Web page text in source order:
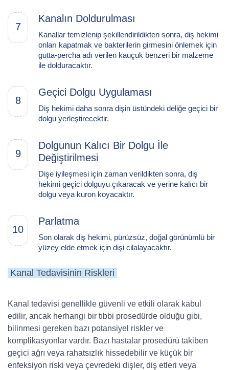
7
Kanalın Doldurulması
Kanallar temizlenip şekillendirildikten sonra, diş hekimi
onları kapatmak ve bakterilerin girmesini önlemek için
gutta-percha adı verilen kauçuk benzeri bir malzeme
ile dolduracaktır.
8
Geçici Dolgu Uygulaması
Diş hekimi daha sonra dişin üstündeki deliğe geçici bir
dolgu yerleştirecektir.
9
Dolgunun Kalıcı Bir Dolgu İle
Değiştirilmesi
Dişe iyileşmesi için zaman verildikten sonra, diş
hekimi geçici dolguyu çıkaracak ve yerine kalıcı bir
dolgu veya kuron koyacaktır.
10
Parlatma
Son olarak diş hekimi, pürüzsüz, doğal görünümlü bir
yüzey elde etmek için dişi cilalayacaktır.
Kanal Tedavisinin Riskleri
Kanal tedavisi genellikle güvenli ve etkili olarak kabul
edilir, ancak herhangi bir tıbbi prosedürde olduğu gibi,
bilinmesi gereken bazı potansiyel riskler ve
komplikasyonlar vardır. Bazı hastalar prosedürü takiben
geçici ağrı veya rahatsızlık hissedebilir ve küçük bir
enfeksiyon riski veya çevredeki dişler, diş etleri veya